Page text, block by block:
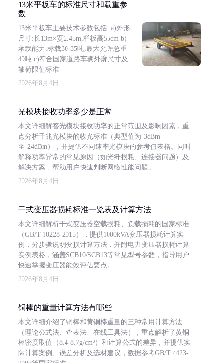
13米平板车的标准尺寸和载重参
数
13米平板车主要技术参数包括: a)外形
尺寸:长13m×宽2.45m,栏板高55cm b)
承载能力:标载30-35吨,最大允许总重
49吨 c)符合国家道路车辆外廓尺寸及
轴荷限值标准
2026年8月4日
光模块接收功率多少是正常
本文详细解答光模块接收功率的正常范围及影响因素，重
点分析千兆光模块的收光标准（典型值为-3dBm
至-24dBm），并提供不同速率光模块的参考值表格。同时
解释功率异常的常见原因（如光纤损耗、连接器问题）及
解决方案，帮助用户快速判断网络性能问题。
2026年8月4日
干式变压器损耗标准一览表及计算方法
本文详细解析干式变压器空载损耗、负载损耗的国家标准
（GB/T 10228-2015），提供1000kVA变压器损耗计算实
例，分步骤说明变损计算方法，并附电力变压器损耗计算
实例表格，涵盖SCB10/SCB13等常见型号参数，指导用户
快速掌握变压器能效评估要点。
2026年8月4日
铜棒的重量计算方法有哪些
本文详细介绍了铜棒和黄铜棒重量的三种常用计算方法
（理论公式法、查表法、在线工具法），重点解析了黄铜
棒密度取值（8.4-8.7g/cm³）和计算公式的差异，并提供实
际计算案例、误差分析及选材建议，数据参考GB/T 4423-